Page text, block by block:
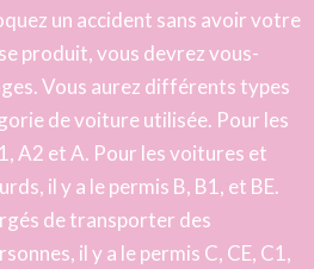
un accident sans avoir votre
produit, vous devrez vous-
Vous aurez différents types
de voiture utilisée. Pour les
A2 et A. Pour les voitures et
il y a le permis B, B1, et BE.
de transporter des
il y a le permis C, CE, C1,